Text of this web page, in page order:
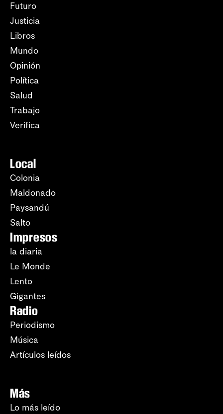
Futuro
Justicia
Libros
Mundo
Opinión
Política
Salud
Trabajo
Verifica
Local
Colonia
Maldonado
Paysandú
Salto
Impresos
la diaria
Le Monde
Lento
Gigantes
Radio
Periodismo
Música
Artículos leídos
Más
Lo más leído